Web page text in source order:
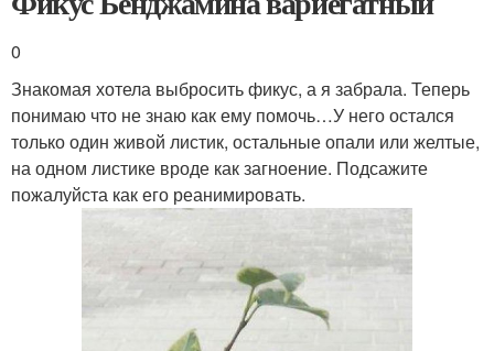
0
Знакомая хотела выбросить фикус, а я забрала. Теперь
понимаю что не знаю как ему помочь…У него остался
только один живой листик, остальные опали или желтые,
на одном листике вроде как загноение. Подсажите
пожалуйста как его реанимировать.